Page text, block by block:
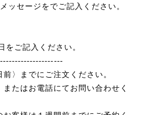
ッセージをでご記入ください。
ご記入ください。
〉までにご注文ください。
たはお電話にてお問い合わせく